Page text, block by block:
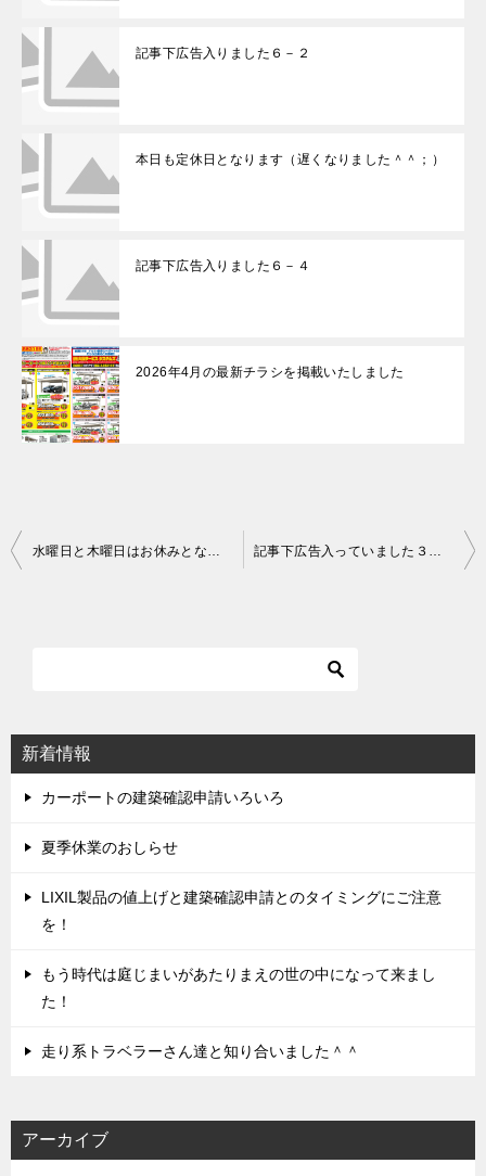
記事下広告入りました６－２
本日も定休日となります（遅くなりました＾＾；）
記事下広告入りました６－４
2026年4月の最新チラシを掲載いたしました
シ
ョ
ン
水曜日と木曜日はお休みとなります 記事下広告入っていました３－１
新着情報
カーポートの建築確認申請いろいろ
夏季休業のおしらせ
LIXIL製品の値上げと建築確認申請とのタイミングにご注意
を！
もう時代は庭じまいがあたりまえの世の中になって来まし
た！
走り系トラベラーさん達と知り合いました＾＾
アーカイブ